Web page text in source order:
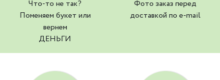
Что-то не так?
Поменяем букет или
вернем
ДЕНЬГИ
Фото заказ перед
доставкой по e-mail